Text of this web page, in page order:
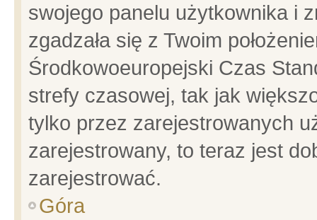
swojego panelu użytkownika i
zgadzała się z Twoim
Środkowoeuropejski Czas
strefy czasowej, tak jak
tylko przez zarejestrowanych
zarejestrowany, to teraz jest
zarejestrować.
Góra